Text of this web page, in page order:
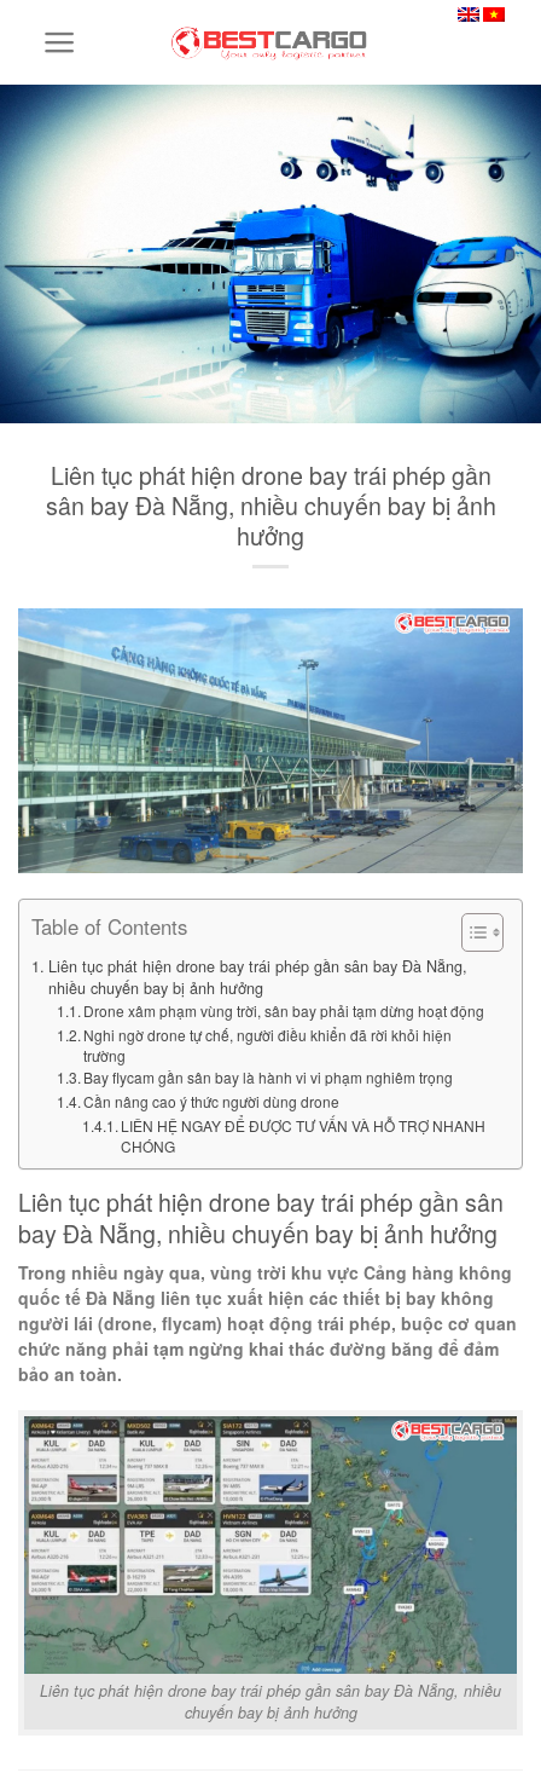
Liên tục phát hiện drone bay trái phép gần
sân bay Đà Nẵng, nhiều chuyến bay bị ảnh
hưởng
Table of Contents
Liên tục phát hiện drone bay trái phép gần sân bay Đà Nẵng,
nhiều chuyến bay bị ảnh hưởng
Drone xâm phạm vùng trời, sân bay phải tạm dừng hoạt động
Nghi ngờ drone tự chế, người điều khiển đã rời khỏi hiện
trường
Bay flycam gần sân bay là hành vi vi phạm nghiêm trọng
Cần nâng cao ý thức người dùng drone
LIÊN HỆ NGAY ĐỂ ĐƯỢC TƯ VẤN VÀ HỖ TRỢ NHANH
CHÓNG
Liên tục phát hiện drone bay trái phép gần sân
bay Đà Nẵng, nhiều chuyến bay bị ảnh hưởng
Trong nhiều ngày qua, vùng trời khu vực Cảng hàng không
quốc tế Đà Nẵng liên tục xuất hiện các thiết bị bay không
người lái (drone, flycam) hoạt động trái phép, buộc cơ quan
chức năng phải tạm ngừng khai thác đường băng để đảm
bảo an toàn.
Liên tục phát hiện drone bay trái phép gần sân bay Đà Nẵng, nhiều
chuyến bay bị ảnh hưởng